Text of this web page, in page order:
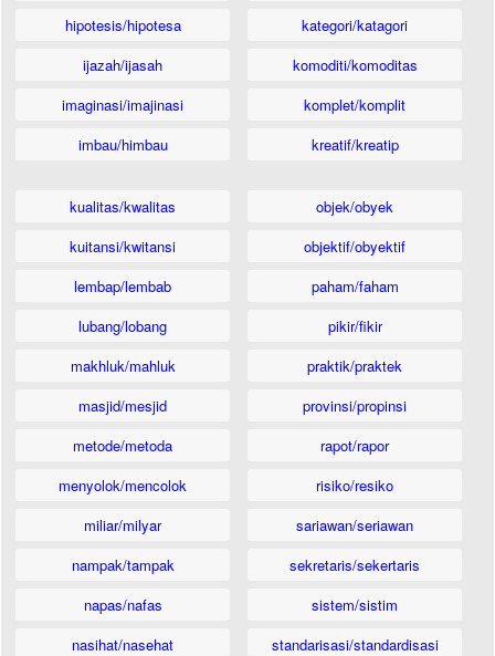
hipotesis/hipotesa
ijazah/ijasah
imaginasi/imajinasi
imbau/himbau
kategori/katagori
komoditi/komoditas
komplet/komplit
kreatif/kreatip
kualitas/kwalitas
kuitansi/kwitansi
lembap/lembab
lubang/lobang
makhluk/mahluk
masjid/mesjid
metode/metoda
menyolok/mencolok
miliar/milyar
nampak/tampak
napas/nafas
nasihat/nasehat
objek/obyek
objektif/obyektif
paham/faham
pikir/fikir
praktik/praktek
provinsi/propinsi
rapot/rapor
risiko/resiko
sariawan/seriawan
sekretaris/sekertaris
sistem/sistim
standarisasi/standardisasi